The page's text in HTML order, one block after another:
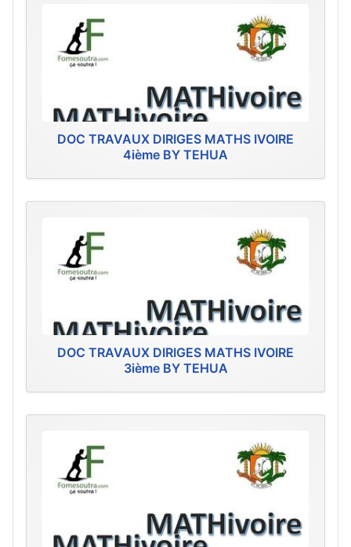
DOC TRAVAUX DIRIGES MATHS IVOIRE
4ième BY TEHUA
DOC TRAVAUX DIRIGES MATHS IVOIRE
3ième BY TEHUA